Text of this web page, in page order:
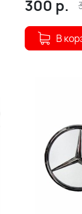
300 р.
В